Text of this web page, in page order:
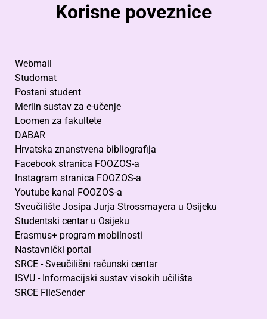
Korisne poveznice
Webmail
Studomat
Postani student
Merlin sustav za e-učenje
Loomen za fakultete
DABAR
Hrvatska znanstvena bibliografija
Facebook stranica FOOZOS-a
Instagram stranica FOOZOS-a
Youtube kanal FOOZOS-a
Sveučilište Josipa Jurja Strossmayera u Osijeku
Studentski centar u Osijeku
Erasmus+ program mobilnosti
Nastavnički portal
SRCE - Sveučilišni računski centar
ISVU - Informacijski sustav visokih učilišta
SRCE FileSender